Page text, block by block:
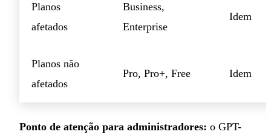
Planos
afetados
Business,
Enterprise
Idem
Planos não
afetados
Pro, Pro+, Free Idem
Ponto de atenção para administradores: o GPT-